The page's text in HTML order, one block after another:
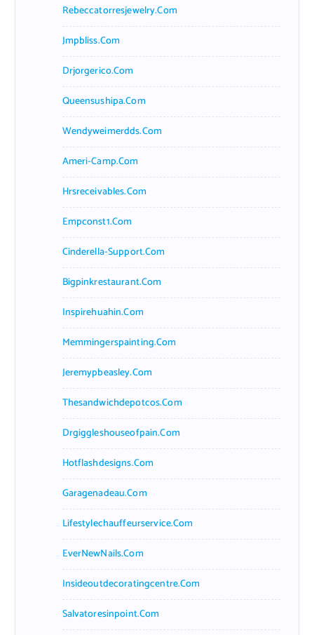
Rebeccatorresjewelry.com
Jmpbliss.com
Drjorgerico.com
Queensushipa.com
Wendyweimerdds.com
Ameri-Camp.com
Hrsreceivables.com
Empconst1.com
Cinderella-Support.com
Bigpinkrestaurant.com
Inspirehuahin.com
Memmingerspainting.com
Jeremypbeasley.com
Thesandwichdepotcos.com
Drgiggleshouseofpain.com
Hotflashdesigns.com
Garagenadeau.com
Lifestylechauffeurservice.com
EverNewNails.com
Insideoutdecoratingcentre.com
Salvatoresinpoint.com